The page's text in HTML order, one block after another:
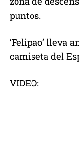
puntos.
‘Felipao’ lleva
camiseta del
VIDEO: